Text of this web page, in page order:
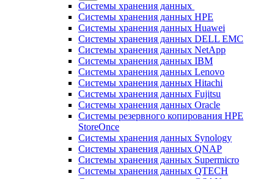
Системы хранения данных
Системы хранения данных HPE
Системы хранения данных Huawei
Системы хранения данных DELL EMC
Cистемы хранения данных NetApp
Системы хранения данных IBM
Системы хранения данных Lenovo
Системы хранения данных Hitachi
Системы хранения данных Fujitsu
Системы хранения данных Oracle
Системы резервного копирования HPE
StoreOnce
Системы хранения данных Synology
Системы хранения данных QNAP
Системы хранения данных Supermicro
Системы хранения данных QTECH